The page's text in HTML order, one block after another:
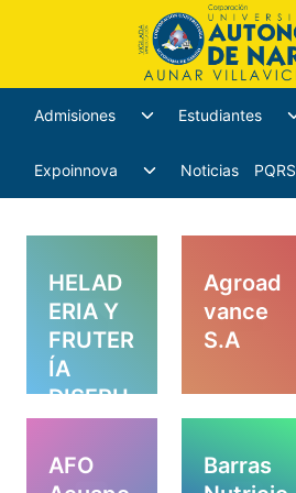
Admisiones Estudiantes
Expoinnova Noticias PQRS
HELAD
ERIA Y
FRUTER
ÍA
DISFRU
TA
Agroad
vance
S.A
AFO
Barras